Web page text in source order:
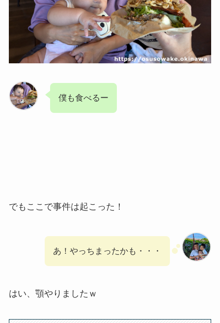
僕も食べるー
でもここで事件は起こった！
あ！やっちまったかも・・・
はい、顎やりましたｗ